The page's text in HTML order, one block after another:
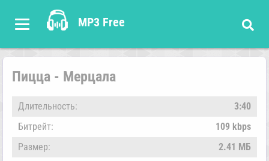
MP3 Free
Пицца - Мерцала
Длительность:
3:40
Битрейт:
109 kbps
Размер:
2.41 МБ